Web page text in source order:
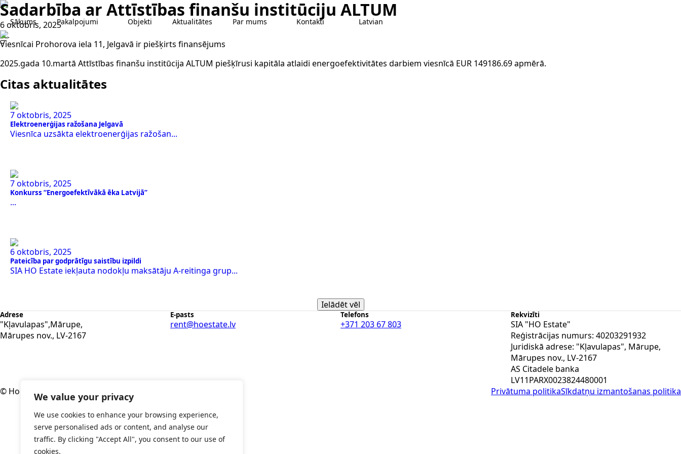
We value your privacy
We use cookies to enhance your browsing experience,
serve personalised ads or content, and analyse our
traffic. By clicking "Accept All", you consent to our use of
cookies.
Sākums Pakalpojumi Objekti Aktualitātes Par mums Kontakti Latvian
Sadarbība ar Attīstības finanšu institūciju ALTUM
6 oktobris, 2025
Viesnīcai Prohorova iela 11, Jelgavā ir piešķirts finansējums
2025.gada 10.martā Attīstības finanšu institūcija ALTUM piešķīrusi kapitāla atlaidi energoefektivitātes darbiem viesnīcā EUR 149186.69 apmērā.
Citas aktualitātes
7 oktobris, 2025
Elektroenerģijas ražošana Jelgavā
Viesnīca uzsākta elektroenerģijas ražošan...
7 oktobris, 2025
Konkurss “Energoefektīvākā ēka Latvijā”
...
6 oktobris, 2025
Pateicība par godprātīgu saistību izpildi
SIA HO Estate iekļauta nodokļu maksātāju A-reitinga grup...
Ielādēt vēl
Adrese
"Kļavulapas",Mārupe,
Mārupes nov., LV-2167
E-pasts
rent@hoestate.lv
Telefons
+371 203 67 803
Rekvizīti
SIA "HO Estate"
Reģistrācijas numurs: 40203291932
Juridiskā adrese: "Kļavulapas", Mārupe,
Mārupes nov., LV-2167
AS Citadele banka
LV11PARX0023824480001
© Hoestate 1994 - 2025. Visas tiesības aizsargātas
Privātuma politikaSīkdatņu izmantošanas politika